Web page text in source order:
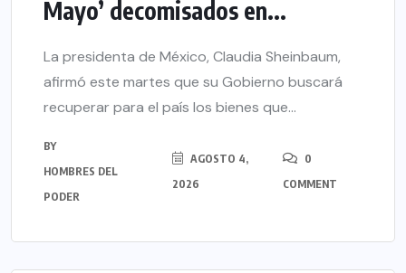
Mayo’ decomisados en...
La presidenta de México, Claudia Sheinbaum,
afirmó este martes que su Gobierno buscará
recuperar para el país los bienes que...
BY
HOMBRES DEL
PODER
AGOSTO 4,
2026
0
COMMENT